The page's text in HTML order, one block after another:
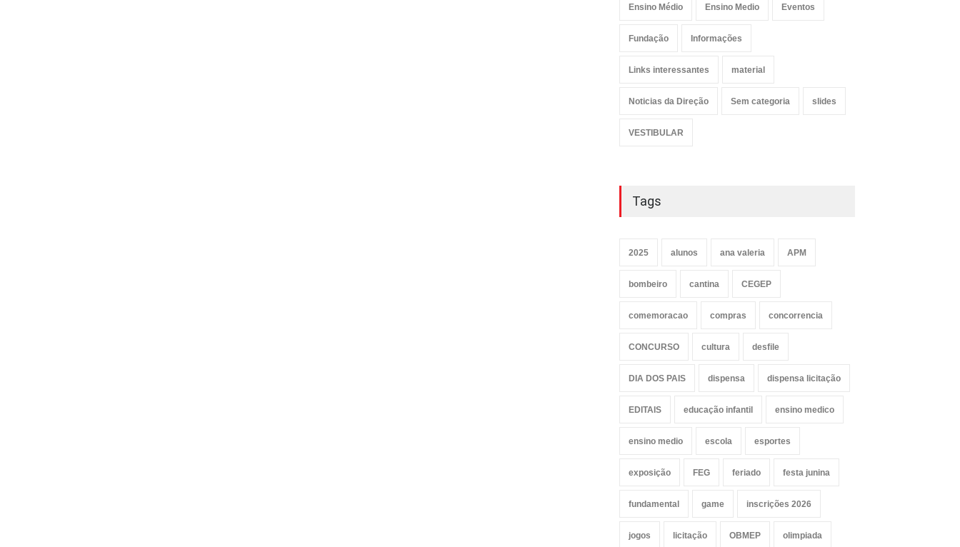
Ensino Médio Ensino Medio Eventos
Fundação Informações
Links interessantes material
Noticias da Direção Sem categoria slides
VESTIBULAR
Tags
2025 alunos ana valeria APM
bombeiro cantina CEGEP
comemoracao compras concorrencia
CONCURSO cultura desfile
DIA DOS PAIS dispensa dispensa licitação
EDITAIS educação infantil ensino medico
ensino medio escola esportes
exposição FEG feriado festa junina
fundamental game inscrições 2026
jogos licitação OBMEP olimpiada